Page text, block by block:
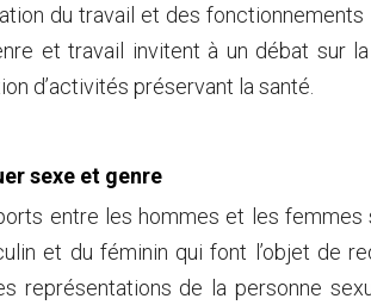
du travail et des
et travail invitent à un débat sur
d’activités préservant la santé.
sexe et genre
entre les hommes et les
et du féminin qui font l’objet de
représentations de la personne